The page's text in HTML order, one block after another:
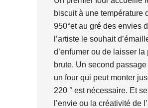
biscuit à une température
950°et au gré des envies
l’artiste le souhait
d’enfumer ou de laisser la
brute. Un second
un four qui peut monter
220 ° est nécessaire. Et
l’envie ou la créativité de